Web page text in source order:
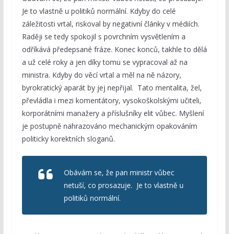
Je to vlastně u politiků normální. Kdyby do celé
záležitosti vrtal, riskoval by negativní články v médiích.
Raději se tedy spokojil s povrchním vysvětlením a
odříkává předepsané fráze. Konec konců, takhle to dělá
a už celé roky a jen díky tomu se vypracoval až na
ministra. Kdyby do věcí vrtal a měl na ně názory,
byrokratický aparát by jej nepřijal. Tato mentalita, žel,
převládla i mezi komentátory, vysokoškolskými učiteli,
korporátními manažery a příslušníky elit vůbec. Myšlení
je postupně nahrazováno mechanickým opakováním
politicky korektních sloganů.
Obávám se, že pan ministr vůbec
netuší, co prosazuje. Je to vlastně u
politiků normální.